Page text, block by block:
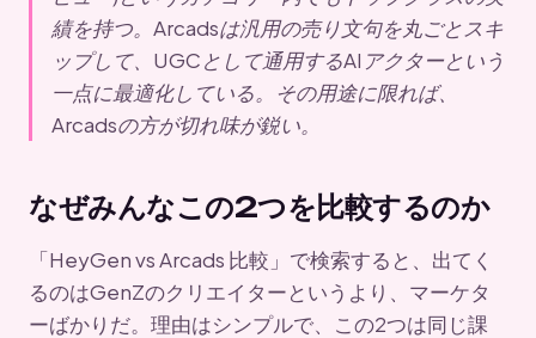
績を持つ。Arcadsは汎用の売り文句を丸ごとスキ
ップして、UGCとして通用するAIアクターという
一点に最適化している。その用途に限れば、
Arcadsの方が切れ味が鋭い。
なぜみんなこの2つを比較するのか
「HeyGen vs Arcads 比較」で検索すると、出てく
るのはGenZのクリエイターというより、マーケタ
ーばかりだ。理由はシンプルで、この2つは同じ課